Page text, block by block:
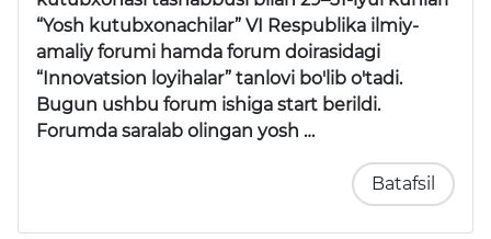
“Yosh kutubxonachilar” VI Respublika ilmiy-
amaliy forumi hamda forum doirasidagi
“Innovatsion loyihalar” tanlovi bo'lib o'tadi.
Bugun ushbu forum ishiga start berildi.
Forumda saralab olingan yosh …
Batafsil